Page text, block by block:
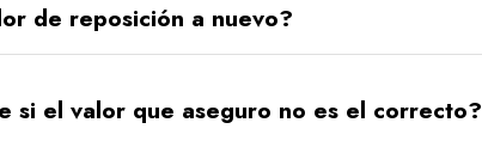
de reposición a nuevo?
si el valor que aseguro no es el correcto?